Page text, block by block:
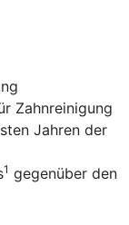
Zahnreinigung
Jahren der
1 gegenüber den